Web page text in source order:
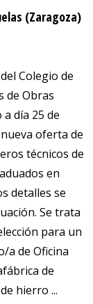
(Zaragoza)
Colegio de
de Obras
día 25 de
oferta de
técnicos de
en
detalles se
Se trata
para un
a de Oficina
de
hierro ...